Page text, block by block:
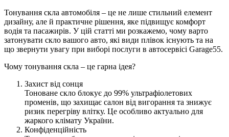
Тонування скла автомобіля – це не лише стильний елемент
дизайну, але й практичне рішення, яке підвищує комфорт
водія та пасажирів. У цій статті ми розкажемо, чому варто
затонувати скло вашого авто, які види плівок існують та на
що звернути увагу при виборі послуги в автосервісі Garage55.
Чому тонування скла – це гарна ідея?
Захист від сонця
Тоноване скло блокує до 99% ультрафіолетових
променів, що захищає салон від вигорання та знижує
ризик перегріву влітку. Це особливо актуально для
жаркого клімату України.
Конфіденційність